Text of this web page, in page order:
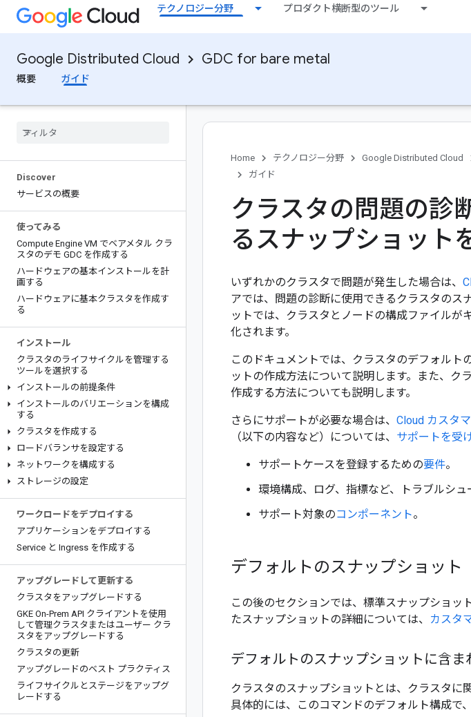
テクノロジー分野 プロダクト横断型のツール
Google Distributed Cloud GDC for bare metal
概要
ガイド
Discover
サービスの概要
使ってみる
Compute Engine VM でベアメタル クラ
スタのデモ GDC を作成する
ハードウェアの基本インストールを計
画する
ハードウェアに基本クラスタを作成す
る
インストール
クラスタのライフサイクルを管理する
ツールを選択する
インストールの前提条件
インストールのバリエーションを構成
する
クラスタを作成する
ロードバランサを設定する
ネットワークを構成する
ストレージの設定
ワークロードをデプロイする
アプリケーションをデプロイする
Service と Ingress を作成する
アップグレードして更新する
クラスタをアップグレードする
GKE On-Prem API クライアントを使用
して管理クラスタまたはユーザー クラ
スタをアップグレードする
クラスタの更新
アップグレードのベスト プラクティス
ライフサイクルとステージをアップグ
レードする
Home テクノロジー分野 Google Distributed Cloud
ガイド
クラスタの問題の診
るスナップショット
いずれかのクラスタで問題が発生した場合は、
アでは、問題の診断に使用できるクラスタのス
ットでは、クラスタとノードの構成ファイルが
化されます。
このドキュメントでは、クラスタのデフォルト
ットの作成方法について説明します。また、ク
作成する方法についても説明します。
さらにサポートが必要な場合は、 Cloud カスタ
（以下の内容など）については、 サポートを受
サポートケースを登録するための要件。
環境構成、ログ、指標など、トラブルシュ
サポート対象のコンポーネント。
デフォルトのスナップショット
この後のセクションでは、標準スナップショッ
たスナップショットの詳細については、
カスタ
デフォルトのスナップショットに含ま
クラスタのスナップショットとは、クラスタに
具体的には、このコマンドのデフォルト構成で